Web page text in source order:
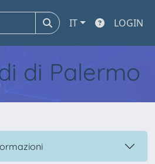
IT LOGIN
di Palermo